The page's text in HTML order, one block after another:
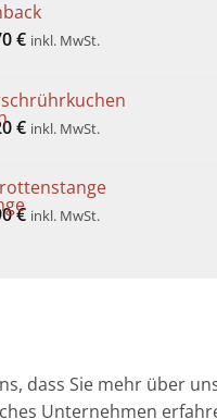
€ inkl. MwSt.
€ inkl. MwSt.
€ inkl. MwSt.
dass Sie mehr über
Unternehmen